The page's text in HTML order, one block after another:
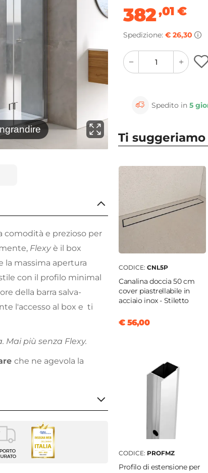
⚲
comodità e prezioso per
Flexy è il box
la massima apertura
con il profilo minimal
della barra salva-
l'accesso al box e ti
Mai più senza Flexy.
che ne agevola la
382,01 €
Spedizione: € 26,30
quantity
button
quantity
minus
button
Spedito in5
Ti
CODICE: CNL5P
Canalina doccia 50 cm
cover piastrellabile in
acciaio inox - Stiletto
€ 56,00
CODICE: PROFMZ
Profilo di estensione per